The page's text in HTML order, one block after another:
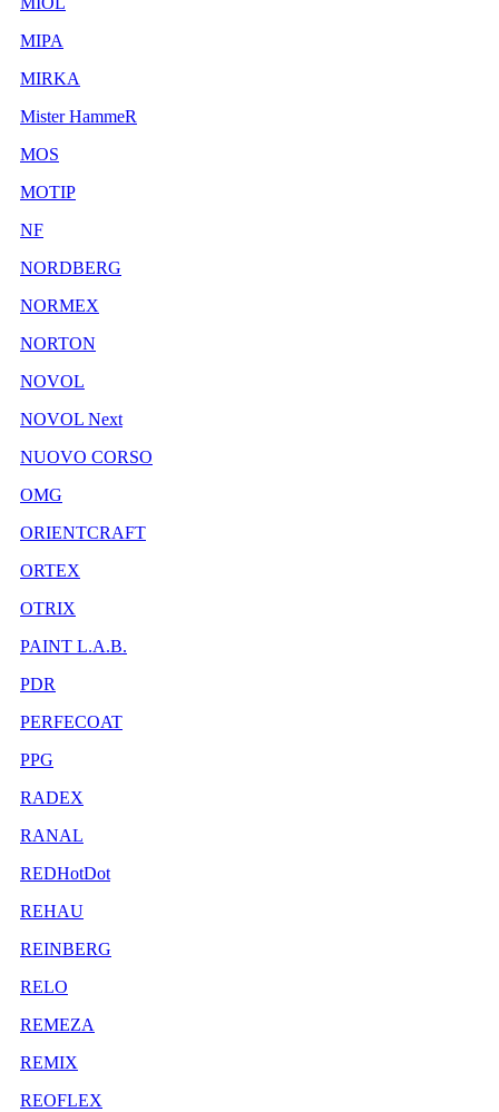
MIPA
MIRKA
Mister HammeR
MOS
MOTIP
NF
NORDBERG
NORMEX
NORTON
NOVOL
NOVOL Next
NUOVO CORSO
OMG
ORIENTCRAFT
ORTEX
OTRIX
PAINT L.A.B.
PDR
PERFECOAT
PPG
RADEX
RANAL
REDHotDot
REHAU
REINBERG
RELO
REMEZA
REMIX
REOFLEX